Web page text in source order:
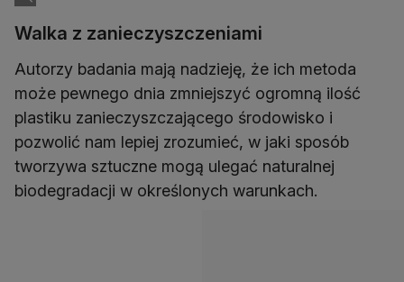
Walka z zanieczyszczeniami
Autorzy badania mają nadzieję, że ich metoda
może pewnego dnia zmniejszyć ogromną ilość
plastiku zanieczyszczającego środowisko i
pozwolić nam lepiej zrozumieć, w jaki sposób
tworzywa sztuczne mogą ulegać naturalnej
biodegradacji w określonych warunkach.